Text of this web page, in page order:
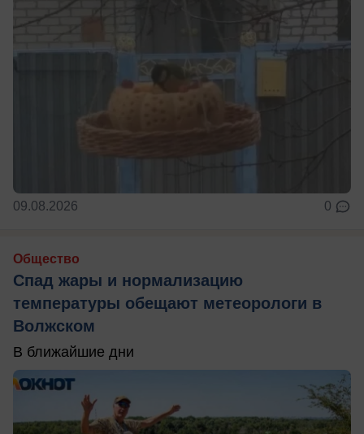
09.08.2026 0
Общество
Спад жары и нормализацию
температуры обещают метеорологи в
Волжском
В ближайшие дни